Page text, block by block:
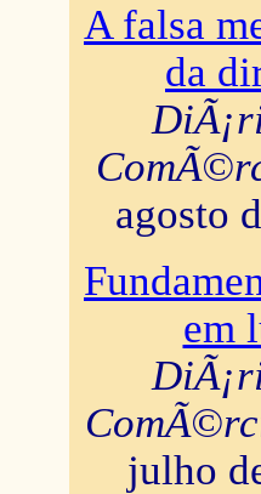
A falsa
da
agosto
em
julho